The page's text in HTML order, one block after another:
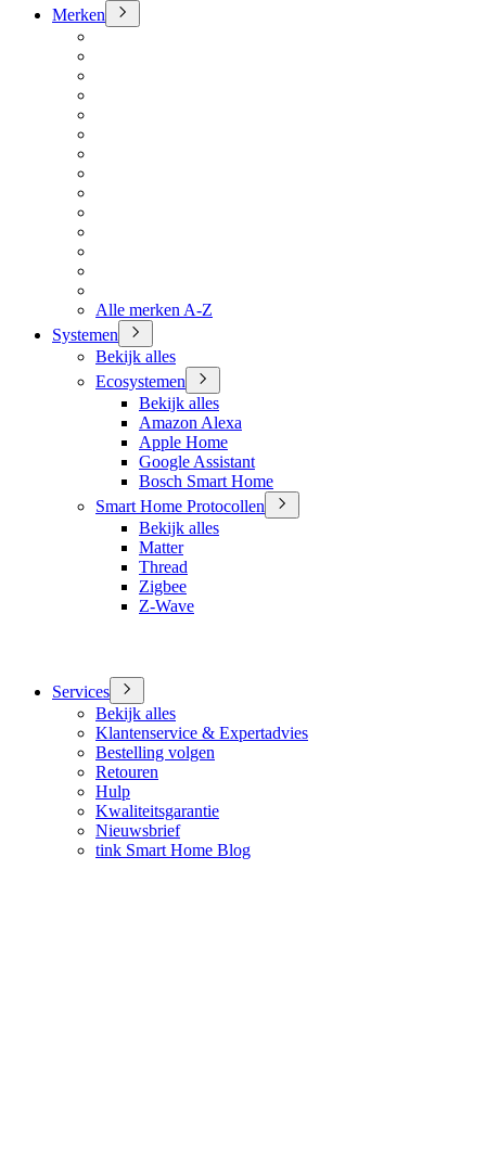
Merken
Alle merken A-Z
Systemen
Bekijk alles
Ecosystemen
Bekijk alles
Amazon Alexa
Apple Home
Google Assistant
Bosch Smart Home
Smart Home Protocollen
Bekijk alles
Matter
Thread
Zigbee
Z-Wave
Services
Bekijk alles
Klantenservice & Expertadvies
Bestelling volgen
Retouren
Hulp
Kwaliteitsgarantie
Nieuwsbrief
tink Smart Home Blog